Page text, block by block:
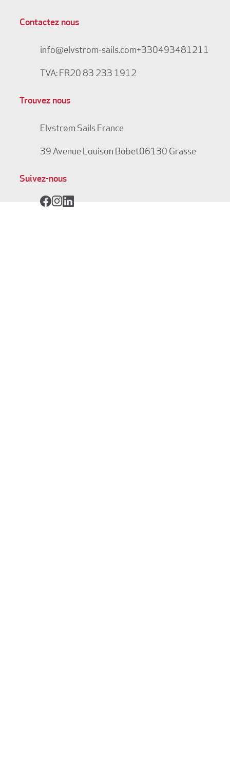
Contactez nous
info@elvstrom-sails.com+330493481211
TVA: FR20 83 233 1912
Trouvez nous
Elvstrøm Sails France
39 Avenue Louison Bobet06130 Grasse
Suivez-nous